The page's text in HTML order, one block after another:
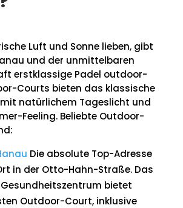
Luft und Sonne lieben, gibt
und der unmittelbaren
erstklassige Padel outdoor-
Courts bieten das klassische
mit natürlichem Tageslicht und
Feeling. Beliebte Outdoor-
Die absolute Top-Adresse
in der Otto-Hahn-Straße. Das
bietet
Outdoor-Court, inklusive